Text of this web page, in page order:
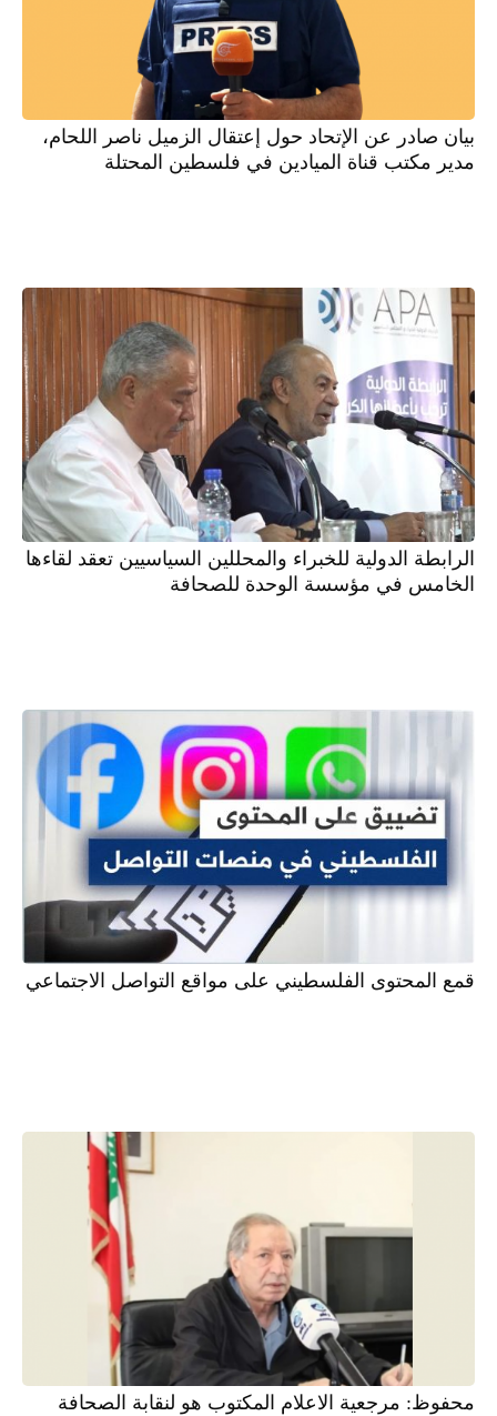
بيان صادر عن الإتحاد حول إعتقال الزميل ناصر اللحام،
مدير مكتب قناة الميادين في فلسطين المحتلة
الرابطة الدولية للخبراء والمحللين السياسيين تعقد لقاءها
الخامس في مؤسسة الوحدة للصحافة
قمع المحتوى الفلسطيني على مواقع التواصل الاجتماعي
محفوظ: مرجعية الاعلام المكتوب هو لنقابة الصحافة